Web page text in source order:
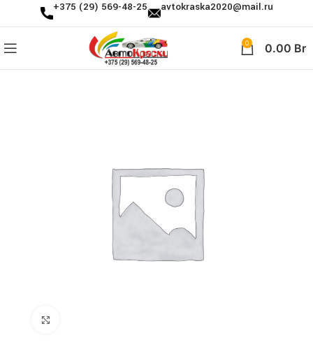
+375 (29) 569-48-25 avtokraska2020@mail.ru
0 0.00 Br